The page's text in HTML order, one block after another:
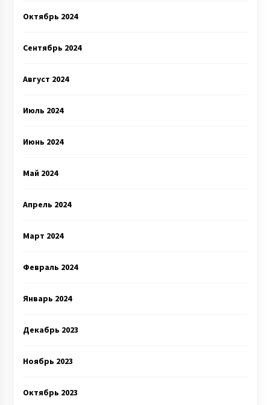
Октябрь 2024
Сентябрь 2024
Август 2024
Июль 2024
Июнь 2024
Май 2024
Апрель 2024
Март 2024
Февраль 2024
Январь 2024
Декабрь 2023
Ноябрь 2023
Октябрь 2023